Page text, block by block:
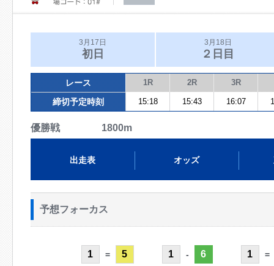
3月17日
初日
3月18日
２日目
レース 1R 2R 3R
締切予定時刻 15:18 15:43 16:07
優勝戦 1800m
出走表 オッズ
予想フォーカス
1 = 5 1 - 6 1 =